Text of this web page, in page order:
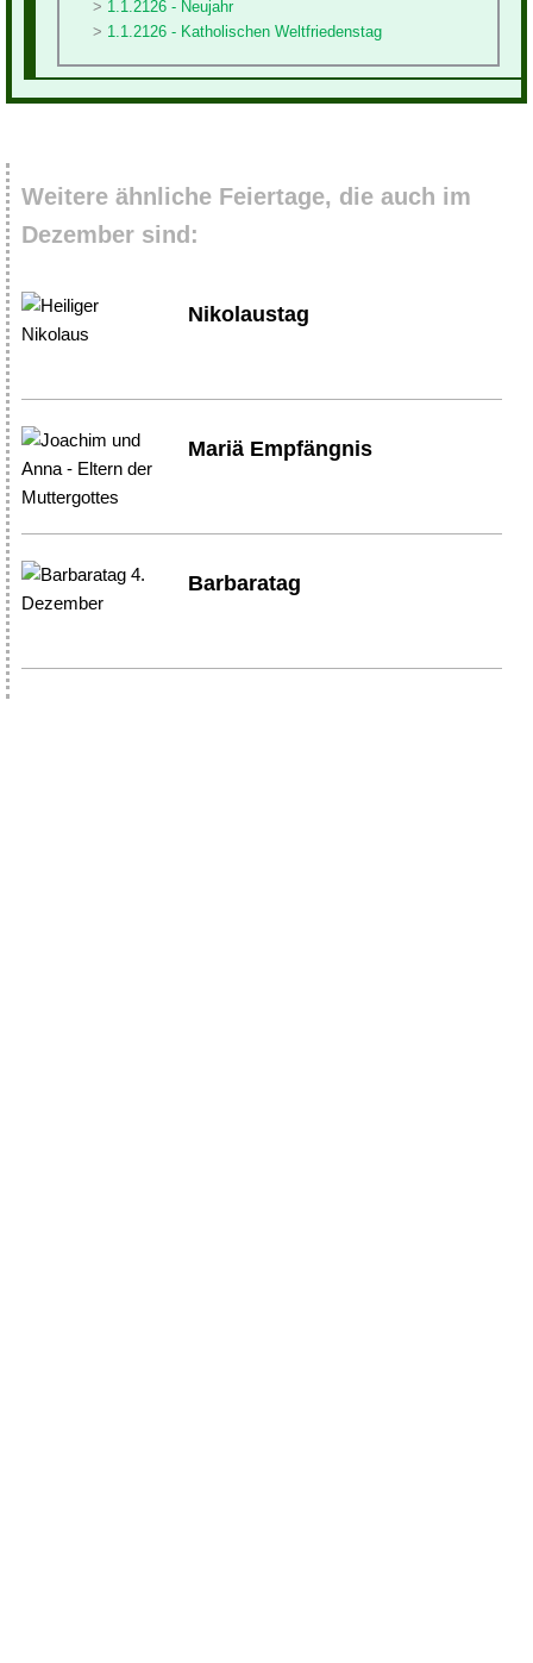
1.1.2126 - Neujahr
1.1.2126 - Katholischen Weltfriedenstag
Weitere ähnliche Feiertage, die auch im
Dezember sind:
Nikolaustag
Mariä Empfängnis
Barbaratag